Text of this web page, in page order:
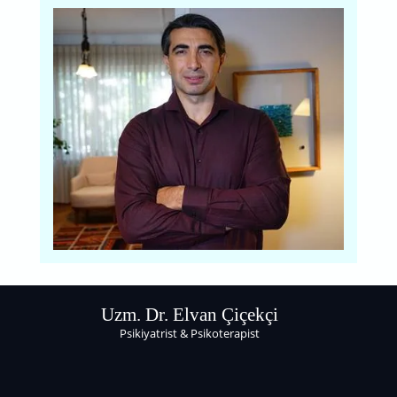
Uzm. Dr. Elvan Çiçekçi
Psikiyatrist & Psikoterapist